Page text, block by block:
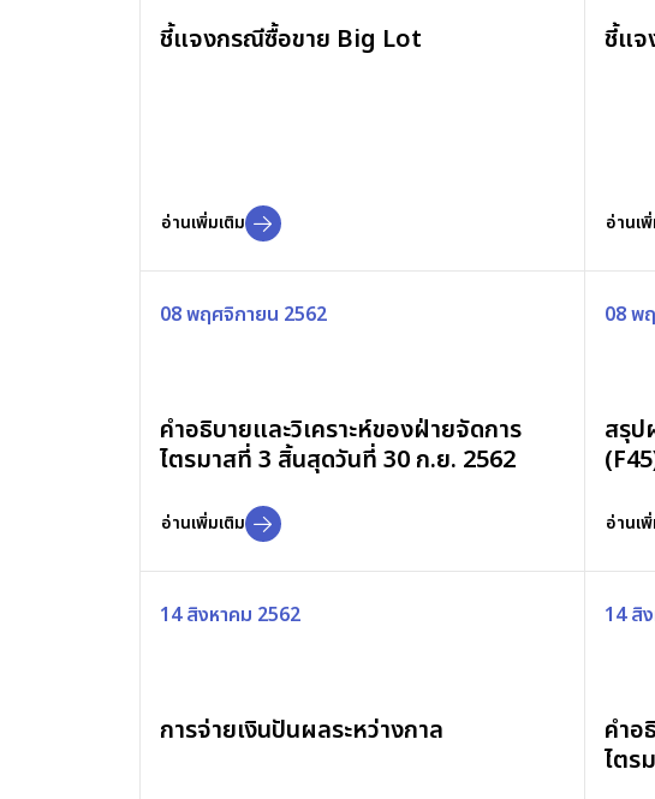
ชี้แจงกรณีซื้อขาย Big Lot
อ่านเพิ่มเติม
ชี้แจ
อ่านเ
08 พฤศจิกายน 2562
คำอธิบายและวิเคราะห์ของฝ่ายจัดการ
ไตรมาสที่ 3 สิ้นสุดวันที่ 30 ก.ย. 2562
อ่านเพิ่มเติม
08 พ
สรุป
อ่านเ
14 สิงหาคม 2562
การจ่ายเงินปันผลระหว่างกาล
14 สิ
คำอ
ไตร